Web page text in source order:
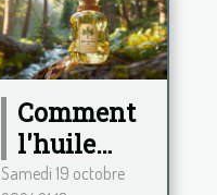
Comment
l'huile
essentielle
Samedi 19 octobre